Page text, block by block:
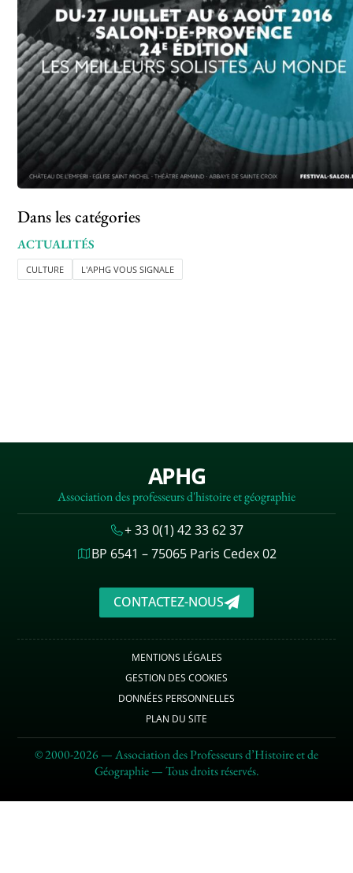
Dans les catégories
ACTUALITÉS
CULTURE L'APHG VOUS SIGNALE
APHG
Association des professeurs d'histoire et géographie
+ 33 0(1) 42 33 62 37
BP 6541 – 75065 Paris Cedex 02
CONTACTEZ-NOUS
MENTIONS LÉGALES
GESTION DES COOKIES
DONNÉES PERSONNELLES
PLAN DU SITE
© 2000-2026 — Association des Professeurs d’Histoire et de
Géographie — Tous droits réservés.